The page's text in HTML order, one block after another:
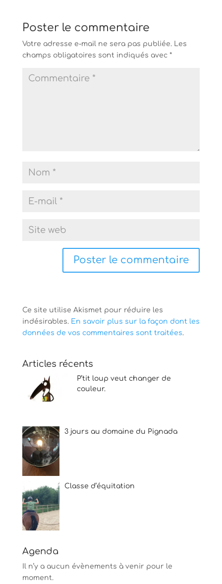
Poster le commentaire
Votre adresse e-mail ne sera pas publiée. Les
champs obligatoires sont indiqués avec *
Ce site utilise Akismet pour réduire les
indésirables. En savoir plus sur la façon dont les
données de vos commentaires sont traitées.
Articles récents
P’tit loup veut changer de
couleur.
3 jours au domaine du Pignada
Classe d’équitation
Agenda
Il n’y a aucun évènements à venir pour le
moment.